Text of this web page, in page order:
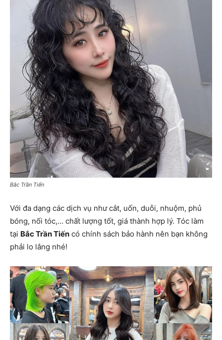
Bắc Trần Tiến
Với đa dạng các dịch vụ như cắt, uốn, duỗi, nhuộm, phủ
bóng, nối tóc,… chất lượng tốt, giá thành hợp lý. Tóc làm
tại Bắc Trần Tiến có chính sách bảo hành nên bạn không
phải lo lắng nhé!